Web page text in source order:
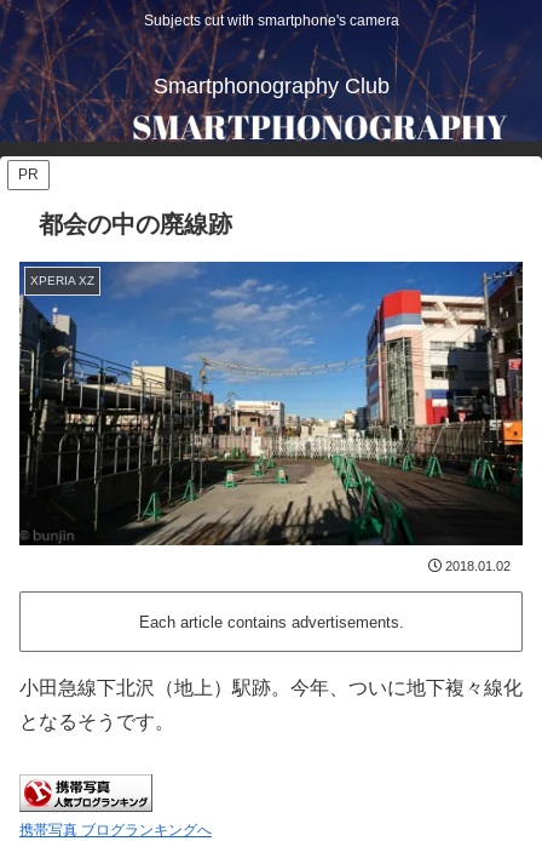
Subjects cut with smartphone's camera
Smartphonography Club
PR
都会の中の廃線跡
XPERIA XZ
2018.01.02
Each article contains advertisements.
小田急線下北沢（地上）駅跡。今年、ついに地下複々線化
となるそうです。
携帯写真 ブログランキングへ